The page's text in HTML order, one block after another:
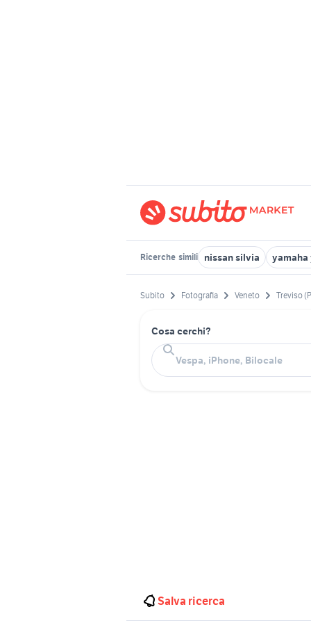
Ricerche simili nissan silvia yamaha
Subito Fotografia Veneto Treviso
Cosa cerchi?
Salva ricerca